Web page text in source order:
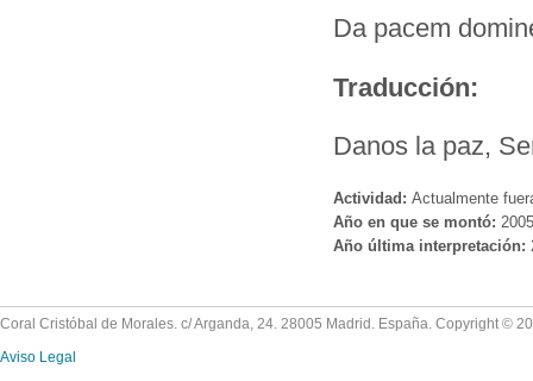
Da pacem
Traducción:
Danos la paz,
Actividad: Actualmente
Año en que se montó: 2005
Año última interpretación:
Coral Cristóbal de Morales. c/ Arganda, 24. 28005 Madrid. España. Copyright ©
Aviso Legal